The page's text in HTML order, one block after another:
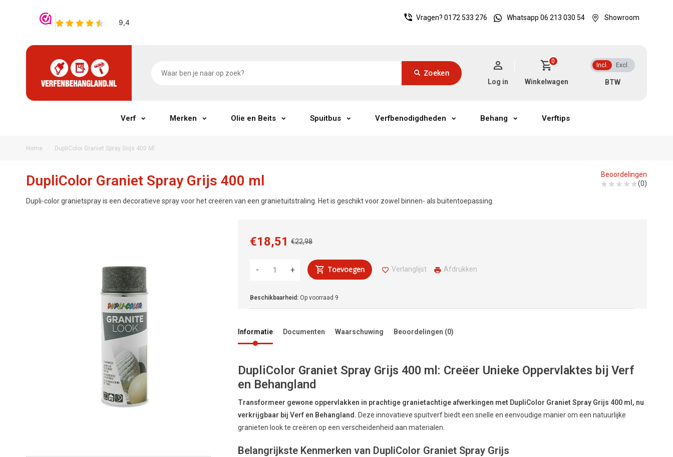
Vragen? 0172 533 276 Whatsapp 06 213 030 54 Showroom
Zoeken
Incl. Excl.
0
Winkelwagen
Log in
Verf Merken Olie en Beits Spuitbus Verfbenodigdheden Behang Verftips
Home DupliColor Graniet Spray Grijs 400 Ml
DupliColor Graniet Spray Grijs 400 ml
Dupli-color granietspray is een decoratieve spray voor het creëren van een granietuitstraling. Het is geschikt voor zowel binnen- als buitentoepassing.
Beoordelingen
(0)
€22,98
€18,51
+
- Toevoegen Verlanglijst Afdrukken
Beschikbaarheid: Op voorraad 9
Informatie Documenten Waarschuwing Beoordelingen (0)
DupliColor Graniet Spray Grijs 400 ml: Creëer Unieke Oppervlaktes bij Verf
en Behangland
Transformeer gewone oppervlakken in prachtige granietachtige afwerkingen met DupliColor Graniet Spray Grijs 400 ml, nu
verkrijgbaar bij Verf en Behangland. Deze innovatieve spuitverf biedt een snelle en eenvoudige manier om een natuurlijke
granieten look te creëren op een verscheidenheid aan materialen.
Belangrijkste Kenmerken van DupliColor Graniet Spray Grijs